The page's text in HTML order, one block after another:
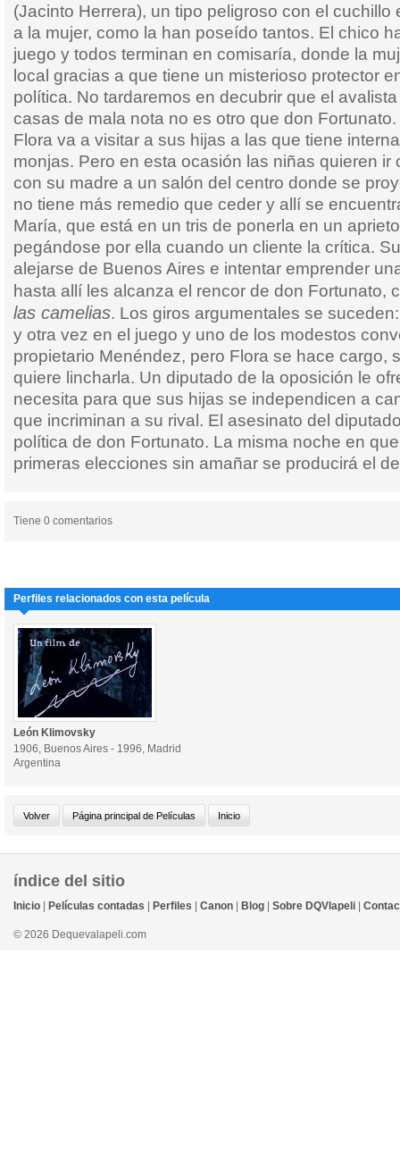
(Jacinto Herrera), un tipo peligroso con el cuchillo
a la mujer, como la han poseído tantos. El chico
juego y todos terminan en comisaría, donde la
local gracias a que tiene un misterioso protector
política. No tardaremos en decubrir que el
casas de mala nota no es otro que don
Flora va a visitar a sus hijas a las que tiene
monjas. Pero en esta ocasión las niñas quieren ir
con su madre a un salón del centro donde se
no tiene más remedio que ceder y allí se
María, que está en un tris de ponerla en un
pegándose por ella cuando un cliente la crítica.
alejarse de Buenos Aires e intentar emprender
hasta allí les alcanza el rencor de don Fortunato,
las camelias. Los giros argumentales se
y otra vez en el juego y uno de los modestos
propietario Menéndez, pero Flora se hace cargo,
quiere lincharla. Un diputado de la oposición le
necesita para que sus hijas se independicen a
que incriminan a su rival. El asesinato del
política de don Fortunato. La misma noche en
primeras elecciones sin amañar se producirá el
Tiene 0 comentarios
Perfiles relacionados con esta película
León Klimovsky
1906, Buenos Aires - 1996, Madrid
Argentina
índice del sitio
Inicio Películas contadas Perfiles Canon Blog Sobre DQVlapeli
© 2026 Dequevalapeli.com